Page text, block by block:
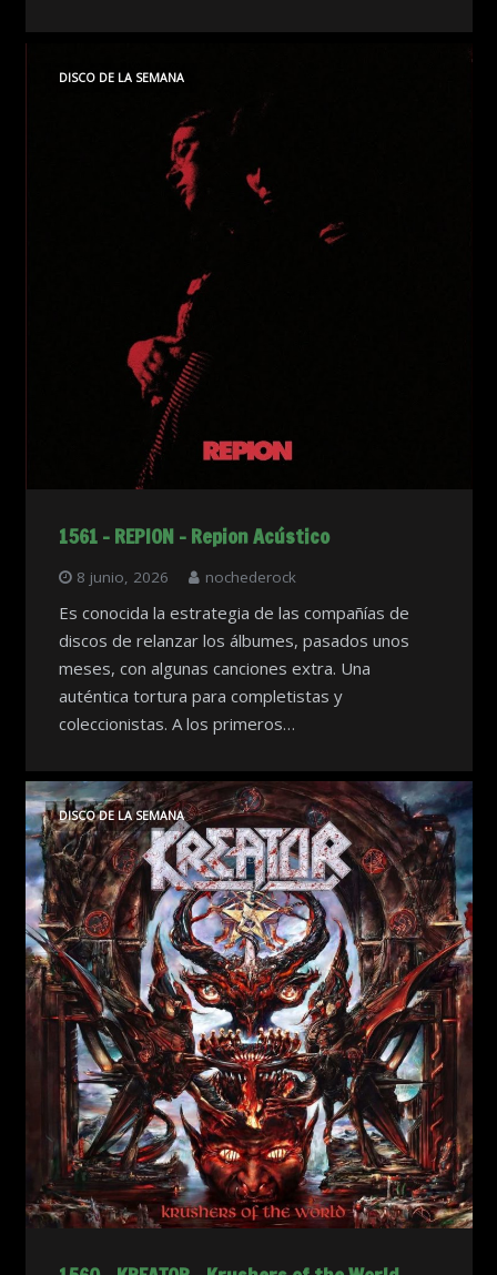
1561 – REPION – Repion Acústico
8 junio, 2026 nochederock
DISCO DE LA SEMANA
Es conocida la estrategia de las compañías de
discos de relanzar los álbumes, pasados unos
meses, con algunas canciones extra. Una
auténtica tortura para completistas y
coleccionistas. A los primeros…
DISCO DE LA SEMANA